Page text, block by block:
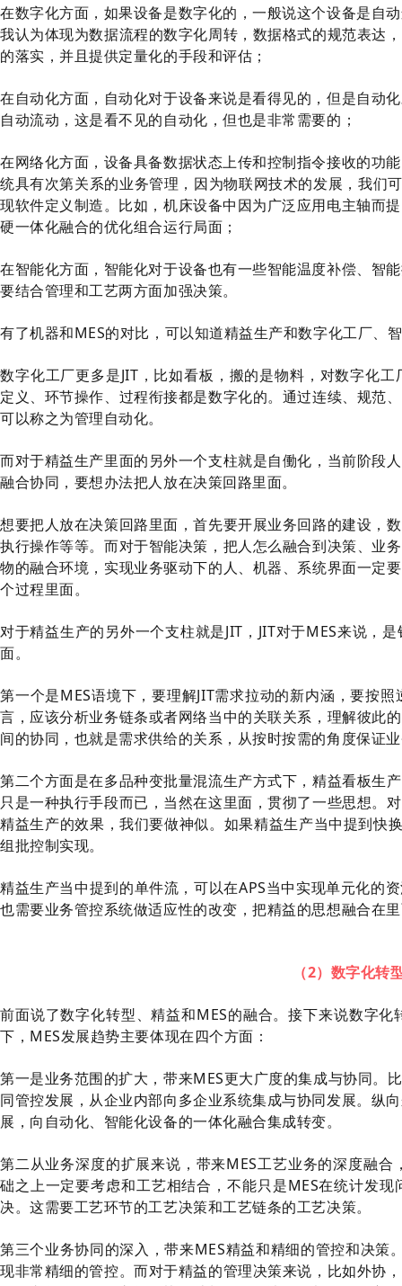
在数字化方面，如果设备是数字化的，一般说这个设备是自
我认为体现为数据流程的数字化周转，数据格式的规范表达
的落实，并且提供定量化的手段和评估；
在自动化方面，自动化对于设备来说是看得见的，但是自动
自动流动，这是看不见的自动化，但也是非常需要的；
在网络化方面，设备具备数据状态上传和控制指令接收的功
统具有次第关系的业务管理，因为物联网技术的发展，我们
现软件定义制造。比如，机床设备中因为广泛应用电主轴而
硬一体化融合的优化组合运行局面；
在智能化方面，智能化对于设备也有一些智能温度补偿、智
要结合管理和工艺两方面加强决策。
有了机器和MES的对比，可以知道精益生产和数字化工厂、
数字化工厂更多是JIT，比如看板，搬的是物料，对数字化
定义、环节操作、过程衔接都是数字化的。通过连续、规范
可以称之为管理自动化。
而对于精益生产里面的另外一个支柱就是自働化，当前阶段
融合协同，要想办法把人放在决策回路里面。
想要把人放在决策回路里面，首先要开展业务回路的建设，
执行操作等等。而对于智能决策，把人怎么融合到决策、业
物的融合环境，实现业务驱动下的人、机器、系统界面一定
个过程里面。
对于精益生产的另外一个支柱就是JIT，JIT对于MES来说，
面。
第一个是MES语境下，要理解JIT需求拉动的新内涵，要按
言，应该分析业务链条或者网络当中的关联关系，理解彼此
间的协同，也就是需求供给的关系，从按时按需的角度保证
第二个方面是在多品种变批量混流生产方式下，精益看板生
只是一种执行手段而已，当然在这里面，贯彻了一些思想。
精益生产的效果，我们要做神似。如果精益生产当中提到快
组批控制实现。
精益生产当中提到的单件流 ，可以在APS当中实现单元化的
也需要业务管控系统做适应性的改变，把精益的思想融合在
（2）数字化转
前面说了数字化转型、精益和MES的融合。接下来说数字
下，MES发展趋势主要体现在四个方面：
第一是业务范围的扩大，带来MES更大广度的集成与协同。
同管控发展，从企业内部向多企业系统集成与协同发展。纵
展，向自动化、智能化设备的一体化融合集成转变。
第二从业务深度的扩展来说，带来MES工艺业务的深度融
础之上一定要考虑和工艺相结合，不能只是MES在统计发
决。这需要工艺环节的工艺决策和工艺链条的工艺决策。
第三个业务协同的深入，带来MES精益和精细的管控和决
现非常精细的管控。而对于精益的管理决策来说，比如外协